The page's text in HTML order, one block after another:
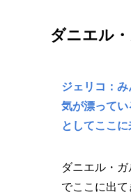
ダニエル
ジェリコ：
気が漂って
としてここ
ダニエル・
でここに出